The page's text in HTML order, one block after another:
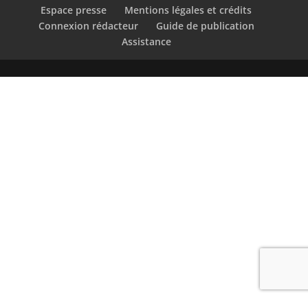
Espace presse
Mentions légales et crédits
Connexion rédacteur
Guide de publication
Assistance